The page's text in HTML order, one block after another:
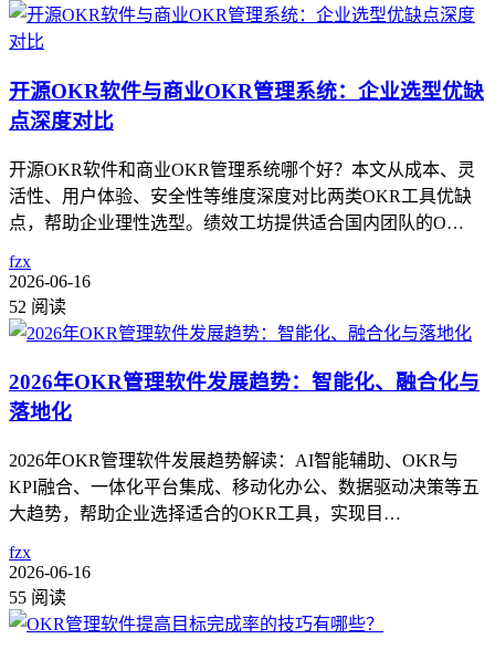
开源OKR软件与商业OKR管理系统：企业选型优缺
点深度对比
开源OKR软件和商业OKR管理系统哪个好？本文从成本、灵
活性、用户体验、安全性等维度深度对比两类OKR工具优缺
点，帮助企业理性选型。绩效工坊提供适合国内团队的O…
fzx
2026-06-16
52 阅读
2026年OKR管理软件发展趋势：智能化、融合化与
落地化
2026年OKR管理软件发展趋势解读：AI智能辅助、OKR与
KPI融合、一体化平台集成、移动化办公、数据驱动决策等五
大趋势，帮助企业选择适合的OKR工具，实现目…
fzx
2026-06-16
55 阅读